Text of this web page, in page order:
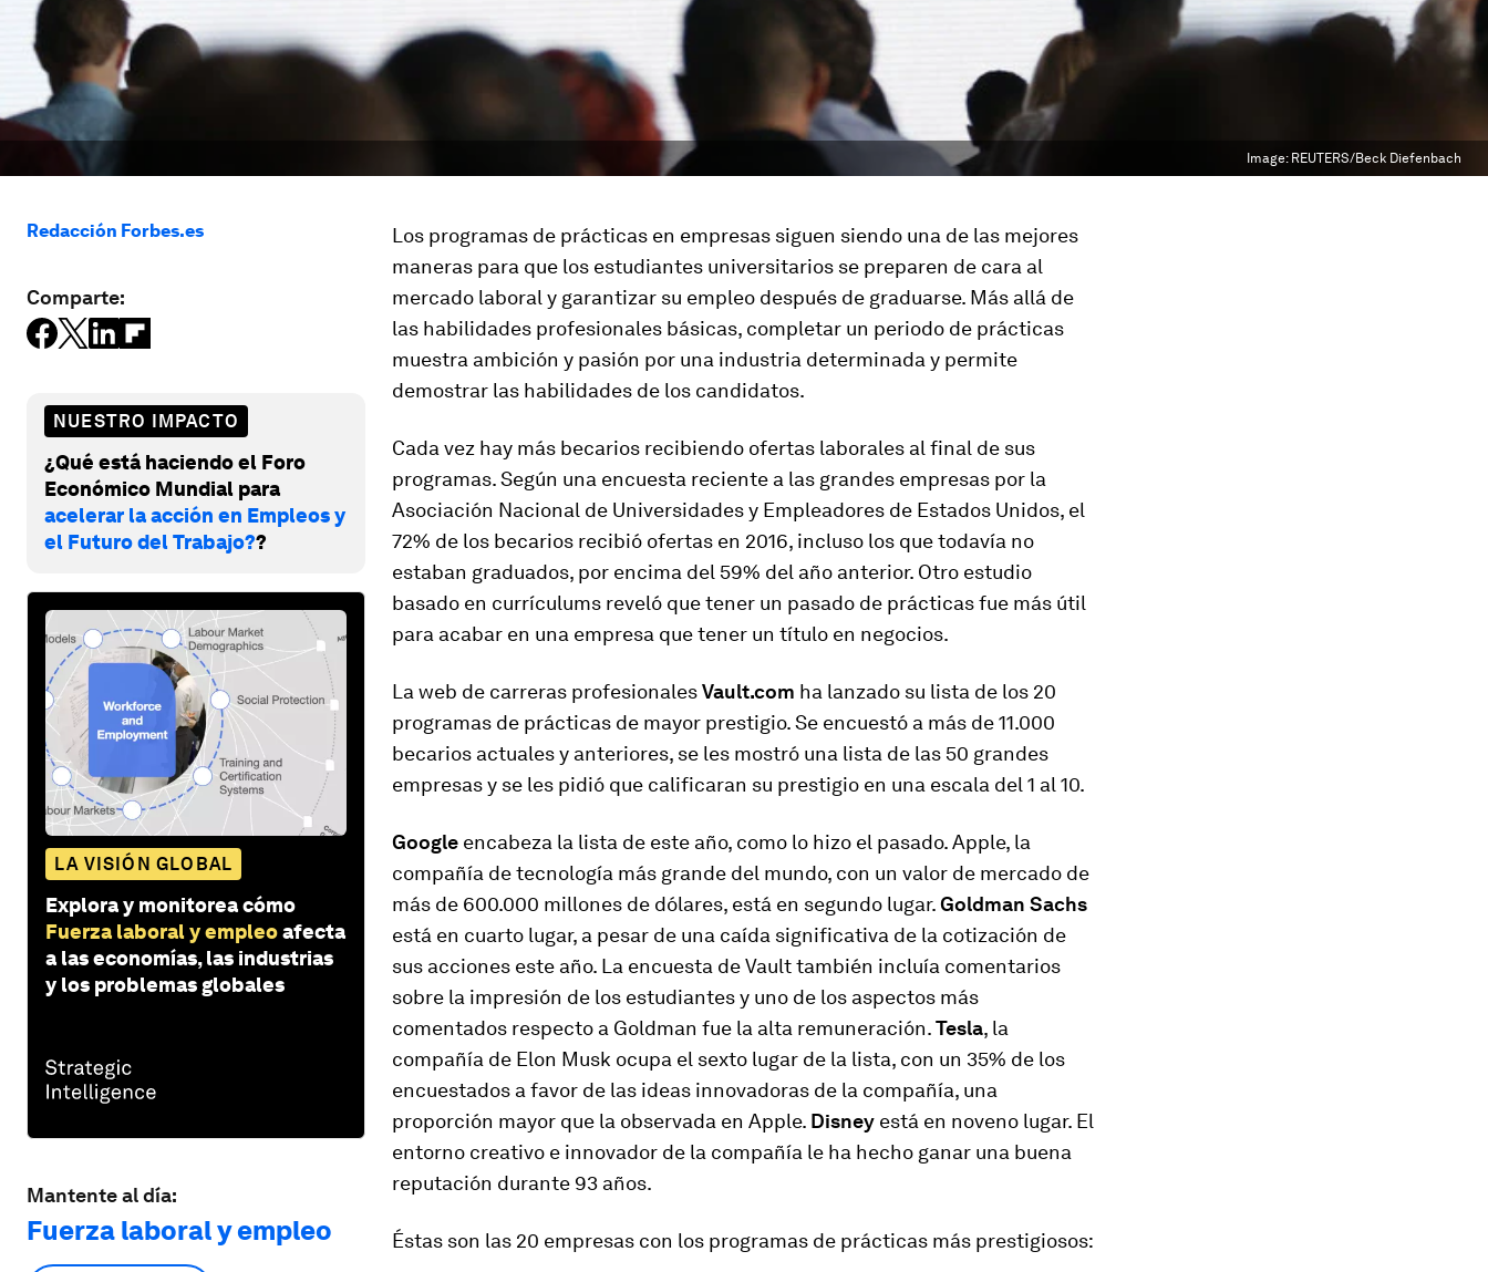
Image: REUTERS/Beck Diefenbach
Redacción Forbes.es
Comparte:
NUESTRO IMPACTO
¿Qué está haciendo el Foro
Económico Mundial para
acelerar la acción en Empleos y
el Futuro del Trabajo??
LA VISIÓN GLOBAL
Explora y monitorea cómo
Fuerza laboral y empleoafecta
a las economías, las industrias
y los problemas globales
Mantente al día:
Fuerza laboral y empleo
Los programas de prácticas en empresas siguen siendo una de las mejores
maneras para que los estudiantes universitarios se preparen de cara al
mercado laboral y garantizar su empleo después de graduarse. Más allá de
las habilidades profesionales básicas, completar un periodo de prácticas
muestra ambición y pasión por una industria determinada y permite
demostrar las habilidades de los candidatos.
Cada vez hay más becarios recibiendo ofertas laborales al final de sus
programas. Según una encuesta reciente a las grandes empresas por la
Asociación Nacional de Universidades y Empleadores de Estados Unidos, el
72% de los becarios recibió ofertas en 2016, incluso los que todavía no
estaban graduados, por encima del 59% del año anterior. Otro estudio
basado en currículums reveló que tener un pasado de prácticas fue más útil
para acabar en una empresa que tener un título en negocios.
La web de carreras profesionalesVault.com ha lanzado su lista de los 20
programas de prácticas de mayor prestigio. Se encuestó a más de 11.000
becarios actuales y anteriores, se les mostró una lista de las 50 grandes
empresas y se les pidió que calificaran su prestigio en una escala del 1 al 10.
Google encabeza la lista de este año, como lo hizo el pasado. Apple, la
compañía de tecnología más grande del mundo, con un valor de mercado de
más de 600.000 millones de dólares, está en segundo lugar.Goldman Sachs
está en cuarto lugar, a pesar de una caída significativa de la cotización de
sus acciones este año. La encuesta de Vault también incluía comentarios
sobre la impresión de los estudiantes y uno de los aspectos más
comentados respecto a Goldman fue la alta remuneración.Tesla, la
compañía de Elon Musk ocupa el sexto lugar de la lista, con un 35% de los
encuestados a favor de las ideas innovadoras de la compañía, una
proporción mayor que la observada en Apple. Disney está en noveno lugar. El
entorno creativo e innovador de la compañía le ha hecho ganar una buena
reputación durante 93 años.
Éstas son las 20 empresas con los programas de prácticas más prestigiosos: